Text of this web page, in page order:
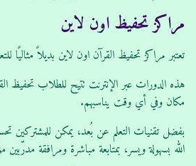
مراكز تحفيظ اون لاين
تعتبر مراكز تحفيظ القرآن اون لاين بديلاً مثاليًا
هذه الدورات عبر الإنترنت تتيح للطلاب تحفيظ
مكان وفي أي وقت يناسبهم.
بفضل تقنيات التعلم عن بُعد، يمكن للمشتركين
الله بسهولة ويسر، بمتابعة مباشرة ومرافقة مدرّبين